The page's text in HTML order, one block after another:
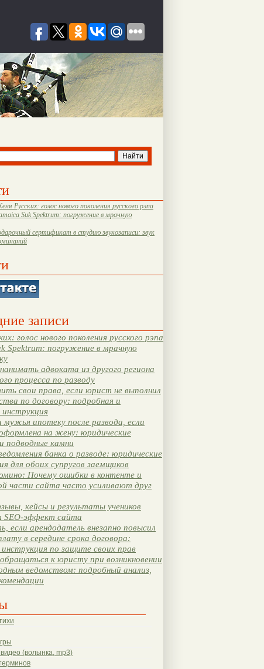
Русских: голос нового поколения русского рэпа
Suk Spektrum: погружение в мрачную
сертификат в студию звукозаписи: звук
записи
голос нового поколения русского рэпа
Spektrum: погружение в мрачную
адвоката из другого региона
процесса по разводу
свои права, если юрист не выполнил
по договору: подробная и
ипотеку после развода, если
на жену: юридические
подводные камни
банка о разводе: юридические
для обоих супругов заемщиков
Почему ошибки в контенте и
части сайта часто усиливают друг
кейсы и результаты учеников
SEO-эффект сайта
если арендодатель внезапно повысил
в середине срока договора:
по защите своих прав
к юристу при возникновении
ведомством: подробный анализ,
(волынка, mp3)